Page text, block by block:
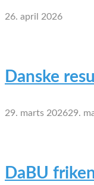
26. april 2026
Danske
29. marts 202629.
DaBU